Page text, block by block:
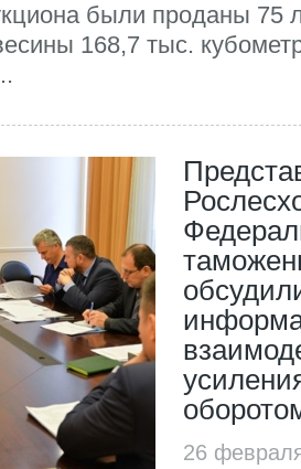
были проданы 75
168,7 тыс.
26